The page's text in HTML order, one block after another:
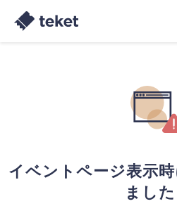
イベントページ表示
ました